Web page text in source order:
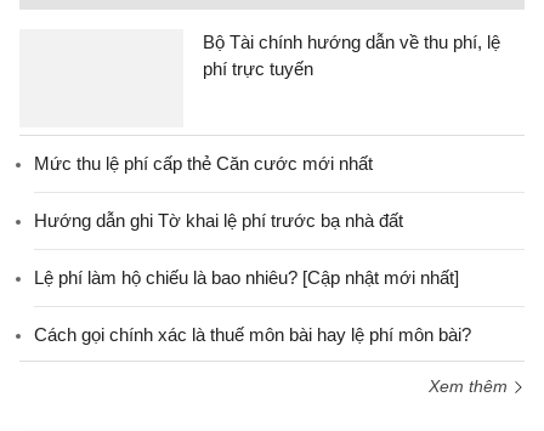
Bộ Tài chính hướng dẫn về thu phí, lệ
phí trực tuyến
Mức thu lệ phí cấp thẻ Căn cước mới nhất
Hướng dẫn ghi Tờ khai lệ phí trước bạ nhà đất
Lệ phí làm hộ chiếu là bao nhiêu? [Cập nhật mới nhất]
Cách gọi chính xác là thuế môn bài hay lệ phí môn bài?
Xem thêm